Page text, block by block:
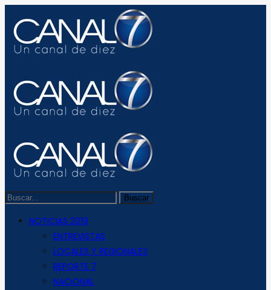
NOTICIAS 2019
ENTREVISTAS
LOCALES Y REGIONALES
REPORTE 7
NACIONAL